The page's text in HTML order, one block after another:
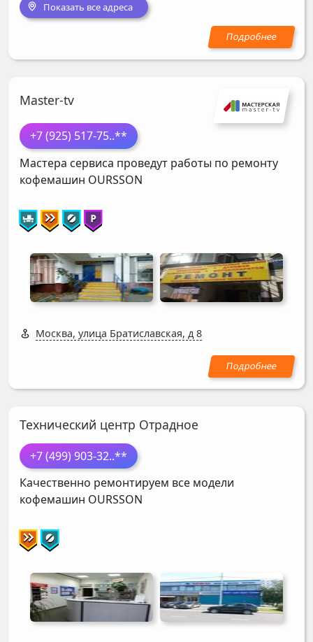
Показать все адреса
Master-tv
+7 (925) 517-75..**
Мастера сервиса проведут работы по ремонту
кофемашин OURSSON
Москва, улица Братиславская, д 8
Технический центр Отрадное
+7 (499) 903-32..**
Качественно ремонтируем все модели
кофемашин OURSSON